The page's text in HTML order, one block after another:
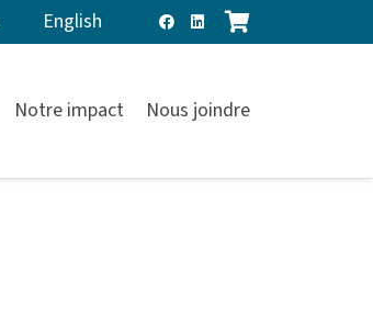
English
Notre impact Nous joindre